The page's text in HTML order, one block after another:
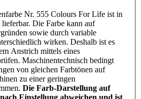
Nr. 555 Colours For Life ist in
Die Farbe kann auf
sowie durch variable
wirken. Deshalb ist es
Anstrich mittels eines
Maschinentechnisch bedingt
von gleichen Farbtönen auf
zu einer geringen
Die Farb-Darstellung auf
Einstellung abweichen und ist